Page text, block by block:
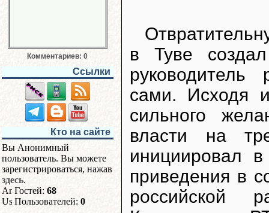
Комментариев: 0
Ссылки
Кто на сайте
Вы Анонимный
пользователь. Вы можете
зарегистрироваться, нажав
здесь.
Гостей: 68
Пользователей: 0
в Туве
руководитель
сами. Исходя
сильного
власти на
инициировал
приведения в
российской